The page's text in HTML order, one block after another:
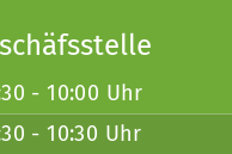
- 10:00 Uhr
- 10:30 Uhr